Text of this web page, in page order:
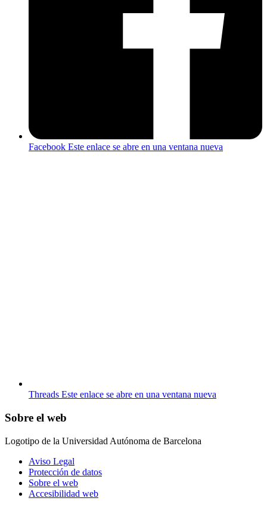
Facebook Este enlace se abre en una ventana nueva
Threads Este enlace se abre en una ventana nueva
Sobre el web
Logotipo de la Universidad Autónoma de Barcelona
Aviso Legal
Protección de datos
Sobre el web
Accesibilidad web